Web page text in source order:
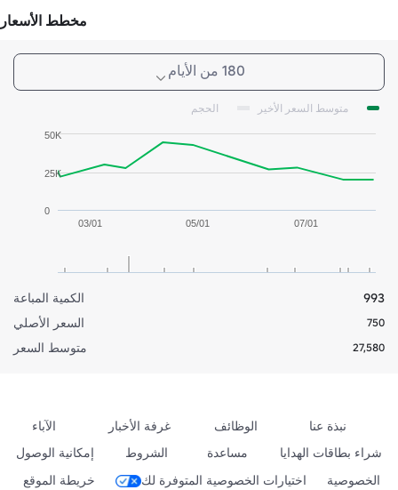
مخطط الأسعار
180 من الأيام
متوسط السعر الأخير الحجم
03/01 05/01 07/01
0
25K
50K
الكمية المباعة
993
السعر الأصلي
750
متوسط السعر 27,580
نبذة عنا الوظائف غرفة الأخبار
الآباء
شراء بطاقات الهدايا
مساعدة الشروط
إمكانية الوصول
الخصوصية
اختيارات الخصوصية المتوفرة لك خريطة الموقع